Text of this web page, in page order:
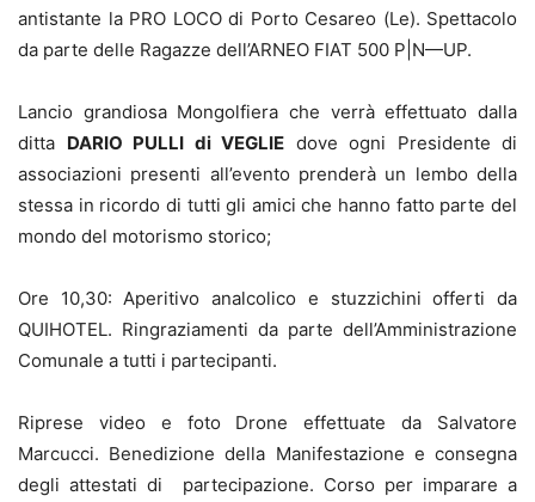
antistante la PRO LOCO di Porto Cesareo (Le). Spettacolo
da parte delle Ragazze dell’ARNEO FIAT 500 P|N—UP.
Lancio grandiosa Mongolfiera che verrà effettuato dalla
ditta DARIO PULLI di VEGLIE dove ogni Presidente di
associazioni presenti all’evento prenderà un lembo della
stessa in ricordo di tutti gli amici che hanno fatto parte del
mondo del motorismo storico;
Ore 10,30: Aperitivo analcolico e stuzzichini offerti da
QUIHOTEL. Ringraziamenti da parte dell’Amministrazione
Comunale a tutti i partecipanti.
Riprese video e foto Drone effettuate da Salvatore
Marcucci. Benedizione della Manifestazione e consegna
degli attestati di partecipazione. Corso per imparare a